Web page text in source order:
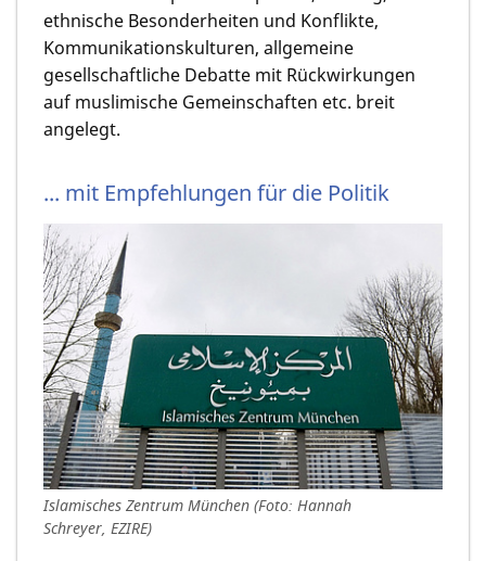
ethnische Besonderheiten und Konflikte,
Kommunikationskulturen, allgemeine
gesellschaftliche Debatte mit Rückwirkungen
auf muslimische Gemeinschaften etc. breit
angelegt.
... mit Empfehlungen für die Politik
Islamisches Zentrum München (Foto: Hannah
Schreyer, EZIRE)